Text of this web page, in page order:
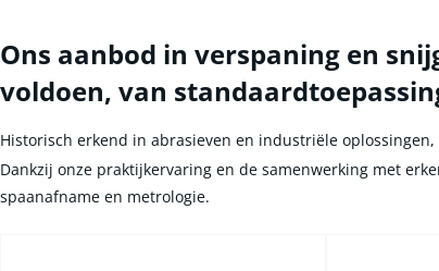
Ons aanbod in verspaning en
voldoen, van
Historisch erkend in abrasieven en industriële
Dankzij onze praktijkervaring en de samenwerking met
spaanafname en metrologie.